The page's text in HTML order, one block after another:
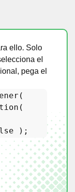
ello. Solo
el
pega el
);